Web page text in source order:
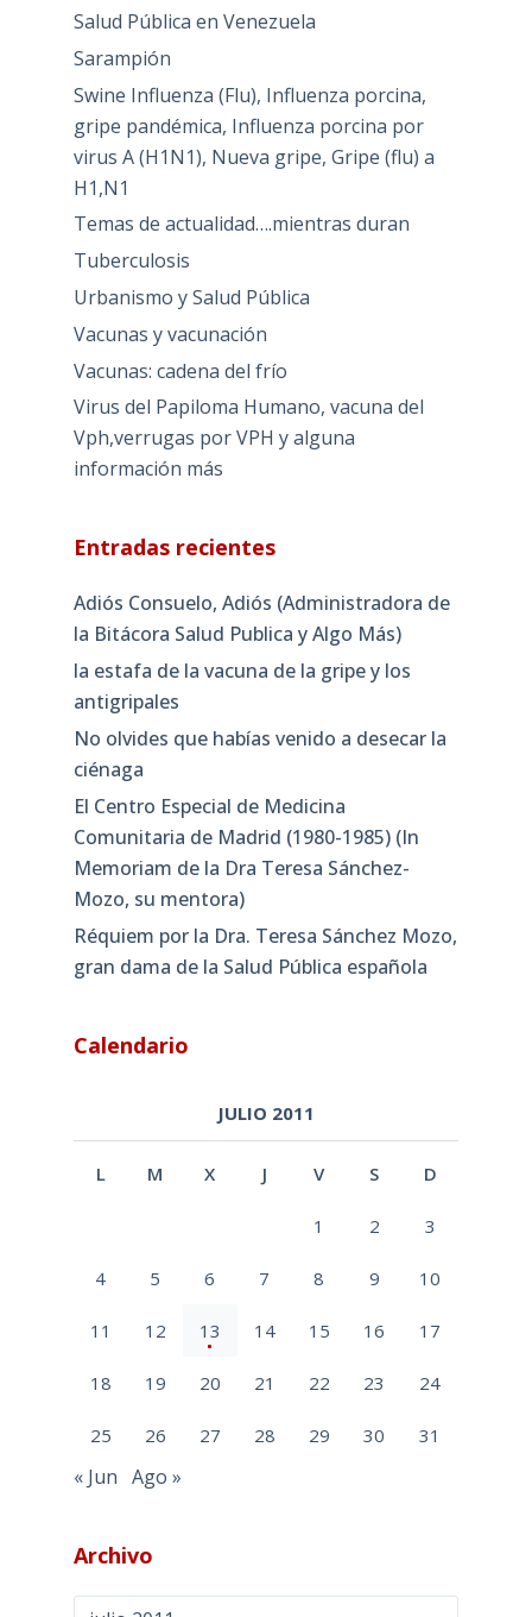
Salud Pública en Venezuela
Sarampión
Swine Influenza (Flu), Influenza porcina,
gripe pandémica, Influenza porcina por
virus A (H1N1), Nueva gripe, Gripe (flu) a
H1,N1
Temas de actualidad….mientras duran
Tuberculosis
Urbanismo y Salud Pública
Vacunas y vacunación
Vacunas: cadena del frío
Virus del Papiloma Humano, vacuna del
Vph,verrugas por VPH y alguna
información más
Entradas recientes
Adiós Consuelo, Adiós (Administradora de
la Bitácora Salud Publica y Algo Más)
la estafa de la vacuna de la gripe y los
antigripales
No olvides que habías venido a desecar la
ciénaga
El Centro Especial de Medicina
Comunitaria de Madrid (1980-1985) (In
Memoriam de la Dra Teresa Sánchez-
Mozo, su mentora)
Réquiem por la Dra. Teresa Sánchez Mozo,
gran dama de la Salud Pública española
Calendario
JULIO 2011
L M X J V S D
1 2 3
4 5 6 7 8 9 10
11 12 13 14 15 16 17
18 19 20 21 22 23 24
25 26 27 28 29 30 31
« Jun Ago »
Archivo
Archivo